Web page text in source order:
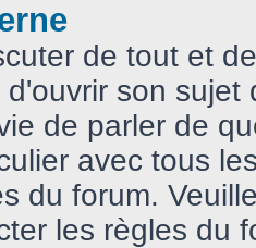
de tout et
d'ouvrir son sujet
de parler de
avec tous
du forum.
les règles du